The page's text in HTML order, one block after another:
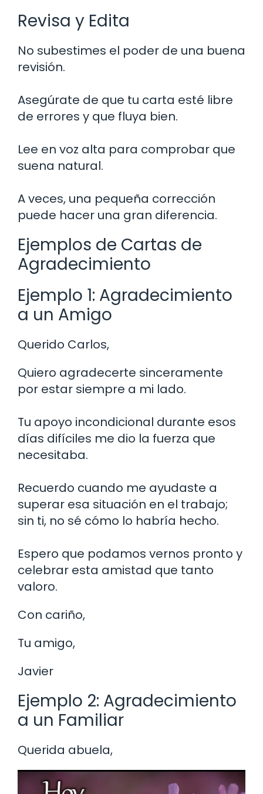
Revisa y Edita
No subestimes el poder de una buena
revisión.
Asegúrate de que tu carta esté libre
de errores y que fluya bien.
Lee en voz alta para comprobar que
suena natural.
A veces, una pequeña corrección
puede hacer una gran diferencia.
Ejemplos de Cartas de
Agradecimiento
Ejemplo 1: Agradecimiento
a un Amigo
Querido Carlos,
Quiero agradecerte sinceramente
por estar siempre a mi lado.
Tu apoyo incondicional durante esos
días difíciles me dio la fuerza que
necesitaba.
Recuerdo cuando me ayudaste a
superar esa situación en el trabajo;
sin ti, no sé cómo lo habría hecho.
Espero que podamos vernos pronto y
celebrar esta amistad que tanto
valoro.
Con cariño,
Tu amigo,
Javier
Ejemplo 2: Agradecimiento
a un Familiar
Querida abuela,